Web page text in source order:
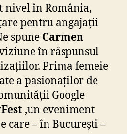
nivel în România,
pentru angajații
spune Carmen
în răspunsul
Prima femeie
a pasionaților de
Google
,un eveniment
care – în București –